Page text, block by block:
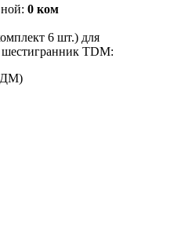
0 ком
6 шт.) для
TDM: